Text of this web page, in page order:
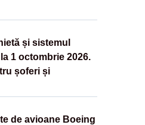
și sistemul
1 octombrie 2026.
șoferi și
de avioane Boeing